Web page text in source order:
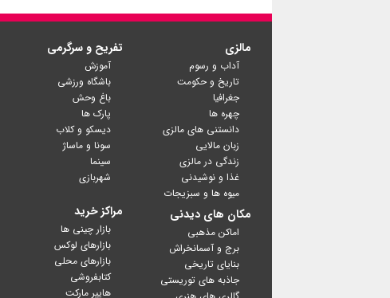
مالزی
آداب و رسوم
تاریخ و حکومت
جغرافیا
چهره ها
دانستنی های مالزی
زبان مالایی
زندگی در مالزی
غذا و نوشیدنی
میوه ها و سبزیجات
مکان های دیدنی
اماکن مذهبی
برج و آسمانخراش
بنایای تاریخی
جاذبه های توریستی
تفریح و سرگرمی
آموزش
باشگاه ورزشی
باغ وحش
پارک ها
دیسکو و کلاب
سونا و ماساژ
سینما
شهربازی
مراکز خرید
بازار چینی ها
بازارهای لوکس
بازارهای محلی
کتابفروشی